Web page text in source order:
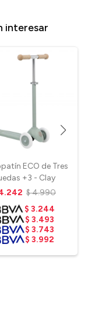
interesar
ECO de Tres
+3 - Clay
$4.990
$ 3.244
$ 3.493
$ 3.743
$ 3.992